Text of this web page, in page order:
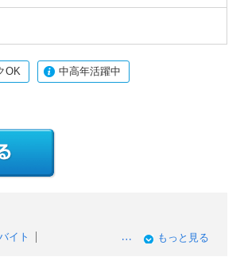
OK 中高年活躍中
イト
もっと見る